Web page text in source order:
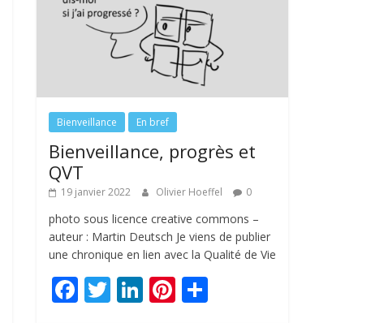
Bienveillance En bref
Bienveillance, progrès et
QVT
19 janvier 2022 Olivier Hoeffel 0
photo sous licence creative commons –
auteur : Martin Deutsch Je viens de publier
une chronique en lien avec la Qualité de Vie
F T Li Pi